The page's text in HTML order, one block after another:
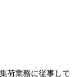
荷業務に従事して